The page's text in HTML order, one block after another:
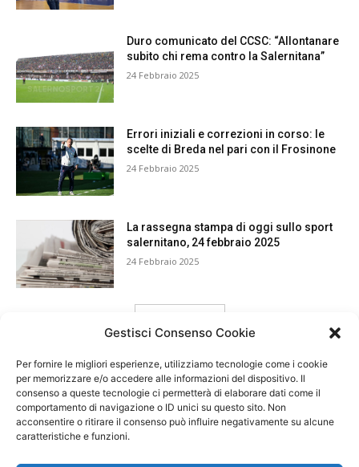
Gestisci Consenso Cookie
Per fornire le migliori esperienze, utilizziamo tecnologie come i cookie
per memorizzare e/o accedere alle informazioni del dispositivo. Il
consenso a queste tecnologie ci permetterà di elaborare dati come il
comportamento di navigazione o ID unici su questo sito. Non
acconsentire o ritirare il consenso può influire negativamente su alcune
caratteristiche e funzioni.
Duro comunicato del CCSC: “Allontanare
subito chi rema contro la Salernitana”
24 Febbraio 2025
Errori iniziali e correzioni in corso: le
scelte di Breda nel pari con il Frosinone
24 Febbraio 2025
La rassegna stampa di oggi sullo sport
salernitano, 24 febbraio 2025
24 Febbraio 2025